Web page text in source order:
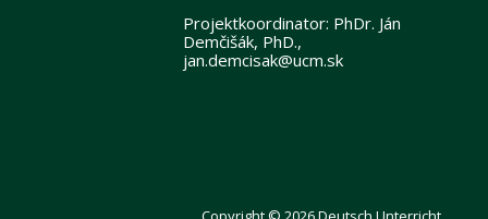
Projektkoordinator: PhDr. Ján
Demčišák, PhD.,
jan.demcisak@ucm.sk